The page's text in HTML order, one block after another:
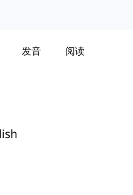
发音 阅读